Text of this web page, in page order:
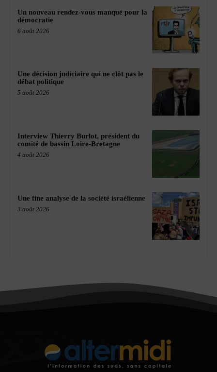
Un nouveau rendez-vous manqué pour la
démocratie
6 août 2026
Une décision judiciaire qui ne clôt pas le
débat politique
5 août 2026
Interview Thierry Burlot, président du
comité de bassin Loire-Bretagne
4 août 2026
Une fine analyse de la société israélienne
3 août 2026